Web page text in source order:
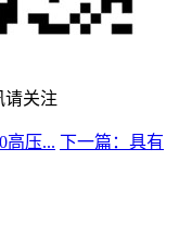
请关注
高压... 下一篇：具有